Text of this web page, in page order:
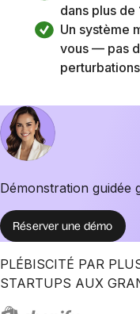
dans plus de
Un système
vous — pas
perturbations
Démonstration guidée
Réserver une démo
PLÉBISCITÉ PAR
STARTUPS AUX